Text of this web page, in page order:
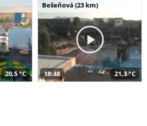
20,5 °C
Bešeňová (23 km)
18:48 21,3 °C